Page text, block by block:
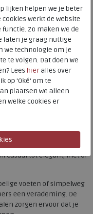
de FLUIDFORM™
afwikkeling van de voet
in gedachten:
en leren bandjes
dagelijks gebruik, op
en comfortabele
pasvorm en
in
casual tot elegant, met of
voeten of simpelweg
een verademing. De
zorgen ervoor dat je
lijken helpen we je beter
werkt de website
Zo maken we de
laten je graag nuttige
we technologie om je
te volgen. Dat doen we
Lees hieralles over
op 'Oké' om te
plaatsen we alleen
welke cookies er